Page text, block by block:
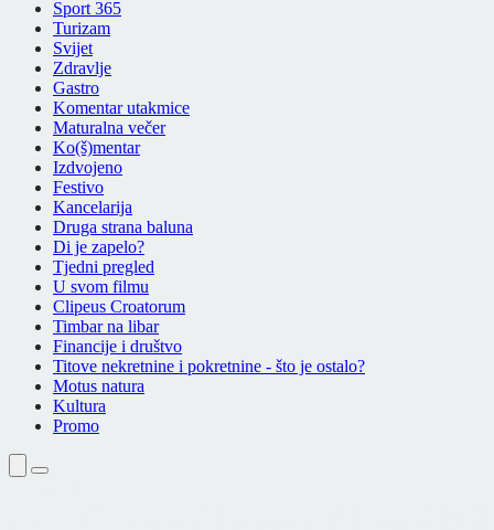
Sport 365
Turizam
Svijet
Zdravlje
Gastro
Komentar utakmice
Maturalna večer
Ko(š)mentar
Izdvojeno
Festivo
Kancelarija
Druga strana baluna
Di je zapelo?
Tjedni pregled
U svom filmu
Clipeus Croatorum
Timbar na libar
Financije i društvo
Titove nekretnine i pokretnine - što je ostalo?
Motus natura
Kultura
Promo